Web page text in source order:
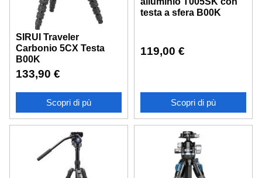
SIRUI Traveler
Carbonio 5CX Testa
B00K
133,90 €
Scopri di pù
testa a sfera B00K
119,00 €
Scopri di pù